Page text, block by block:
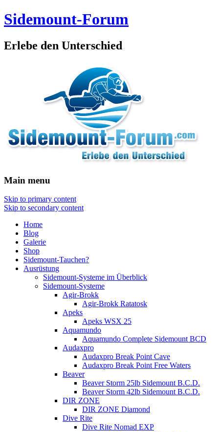
Sidemount-Forum
Erlebe den Unterschied
Main menu
Skip to primary content
Skip to secondary content
Home
Blog
Galerie
Shop
Sidemount-Tauchen?
Ausrüstung
Sidemount-Systeme im Überblick
Sidemount-Systeme
Agir-Brokk
Agir-Brokk Ratatosk
Apeks
Apeks WSX 25
Aquamundo
Aquamundo Complete Sidemount BCD
Audaxpro
Audaxpro Break Point Cave
Audaxpro Break Point Free Waters
Beaver
Beaver Storm 25lb Sidemount B.C.D.
Beaver Storm 42lb Sidemount B.C.D.
DIR ZONE
DIR ZONE Diamond
Dive Rite
Dive Rite Nomad EXP